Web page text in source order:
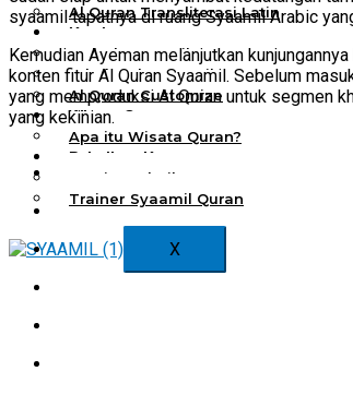
Al Quran Transliterasi Latin
Kemitraan
Rumah Syaamil
Wholesale & Retail
Al Quran Customize
Wisata Quran
Apa itu Wisata Quran?
Pelatihan Kequranan
Apa itu Pelatihan Quran?
Trainer Syaamil Quran
X
syaamil tapatnya di ruang Syaamil Arabic
Kemudian Ayeman melanjutkan
konten fitur Al Quran Syaamil. Sebelum
yang memproduksi Al Quran untuk segmen
yang kekinian.